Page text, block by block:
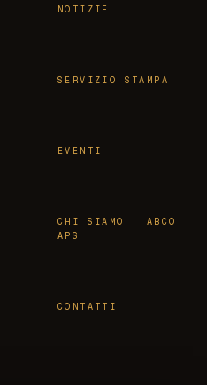
NOTIZIE
SERVIZIO STAMPA
EVENTI
CHI SIAMO · ABCO
APS
CONTATTI